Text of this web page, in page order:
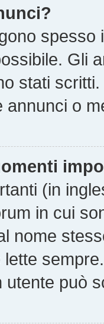
Gli
stati
annunci o
(in
in cui
nome
utente può